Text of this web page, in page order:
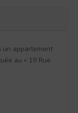
un appartement
au « 19 Rue